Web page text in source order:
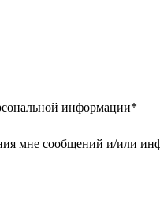
информации*
мне сообщений и/или